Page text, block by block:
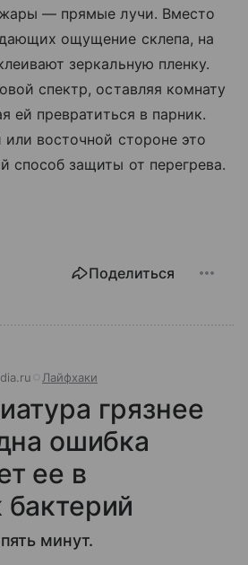
— прямые лучи. Вместо
ощущение склепа, на
зеркальную пленку.
спектр, оставляя комнату
ей превратиться в парник.
восточной стороне это
способ защиты от перегрева.
Поделиться
Лайфхаки
грязнее
ошибка
ее в
бактерий
минут.